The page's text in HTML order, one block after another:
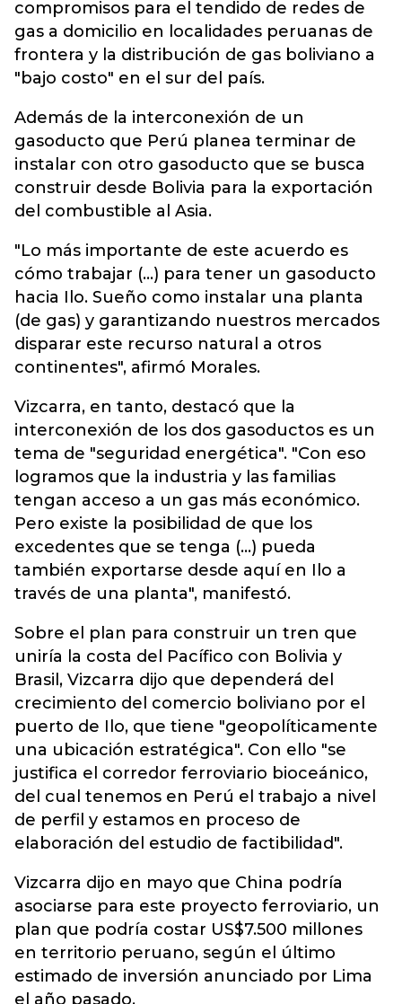
compromisos para el tendido de redes de
gas a domicilio en localidades peruanas de
frontera y la distribución de gas boliviano a
"bajo costo" en el sur del país.
Además de la interconexión de un
gasoducto que Perú planea terminar de
instalar con otro gasoducto que se busca
construir desde Bolivia para la exportación
del combustible al Asia.
"Lo más importante de este acuerdo es
cómo trabajar (...) para tener un gasoducto
hacia Ilo. Sueño como instalar una planta
(de gas) y garantizando nuestros mercados
disparar este recurso natural a otros
continentes", afirmó Morales.
Vizcarra, en tanto, destacó que la
interconexión de los dos gasoductos es un
tema de "seguridad energética". "Con eso
logramos que la industria y las familias
tengan acceso a un gas más económico.
Pero existe la posibilidad de que los
excedentes que se tenga (...) pueda
también exportarse desde aquí en Ilo a
través de una planta", manifestó.
Sobre el plan para construir un tren que
uniría la costa del Pacífico con Bolivia y
Brasil, Vizcarra dijo que dependerá del
crecimiento del comercio boliviano por el
puerto de Ilo, que tiene "geopolíticamente
una ubicación estratégica". Con ello "se
justifica el corredor ferroviario bioceánico,
del cual tenemos en Perú el trabajo a nivel
de perfil y estamos en proceso de
elaboración del estudio de factibilidad".
Vizcarra dijo en mayo que China podría
asociarse para este proyecto ferroviario, un
plan que podría costar US$7.500 millones
en territorio peruano, según el último
estimado de inversión anunciado por Lima
el año pasado.